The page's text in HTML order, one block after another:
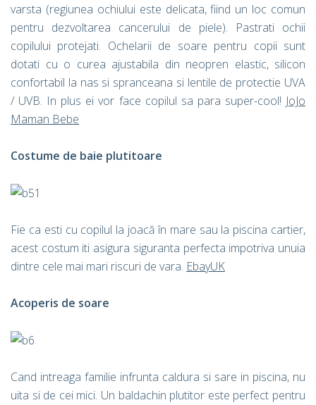
varsta (regiunea ochiului este delicata, fiind un loc comun
pentru dezvoltarea cancerului de piele). Pastrati ochii
copilului protejati. Ochelarii de soare pentru copii sunt
dotati cu o curea ajustabila din neopren elastic, silicon
confortabil la nas si spranceana si lentile de protectie UVA
/ UVB. In plus ei vor face copilul sa para super-cool! JoJo
Maman Bebe
Costume de baie plutitoare
Fie ca esti cu copilul la joacă în mare sau la piscina cartier,
acest costum iti asigura siguranta perfecta impotriva unuia
dintre cele mai mari riscuri de vara. EbayUK
Acoperis de soare
Cand intreaga familie infrunta caldura si sare in piscina, nu
uita si de cei mici. Un baldachin plutitor este perfect pentru